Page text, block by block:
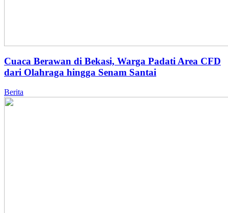
Cuaca Berawan di Bekasi, Warga Padati Area CFD
dari Olahraga hingga Senam Santai
Berita